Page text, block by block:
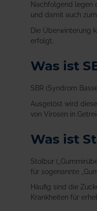
Nachfolgend legen
und damit auch
Die Überwinterung
erfolgt.
Was ist
SBR (Syndrom
Ausgelöst wird
von Virosen in
Was ist
Stolbur
für sogenannte
Häufig sind die
Krankheiten für